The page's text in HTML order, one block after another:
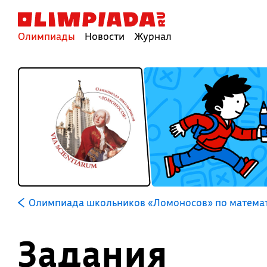
Олимпиады Новости Журнал
Олимпиада школьников «Ломоносов» по
Задания